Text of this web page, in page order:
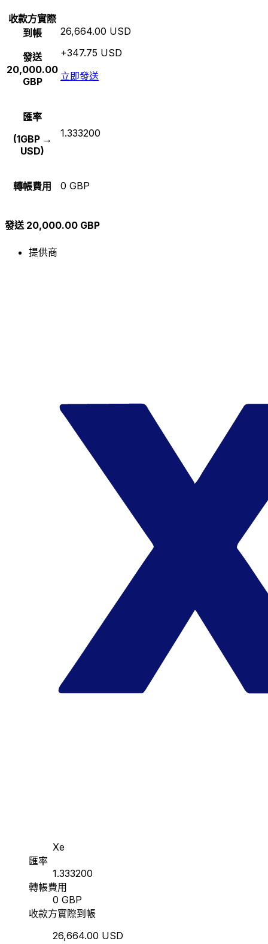
收款方實際
到帳
發送
20,000.00
GBP
26,664.00 USD
+347.75 USD
立即發送
匯率
(1GBP →
USD)
1.333200
轉帳費用 0 GBP
發送 20,000.00 GBP
提供商
Xe
匯率
1.333200
轉帳費用
0 GBP
收款方實際到帳
26,664.00 USD